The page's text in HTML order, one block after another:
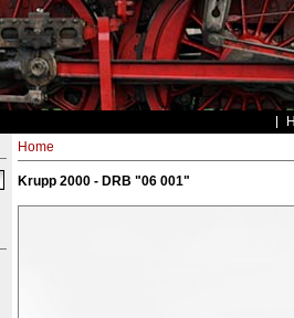
Home
Krupp 2000 - DRB "06 001"